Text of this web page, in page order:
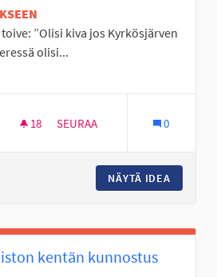
”Olisi kiva jos Kyrkösjärven
olisi...
mukaan: Läntinen Seinäjoki
18 18 SEURAAJAA
SEURAA 0
NÄYTÄ IDEA
kentän kunnostus